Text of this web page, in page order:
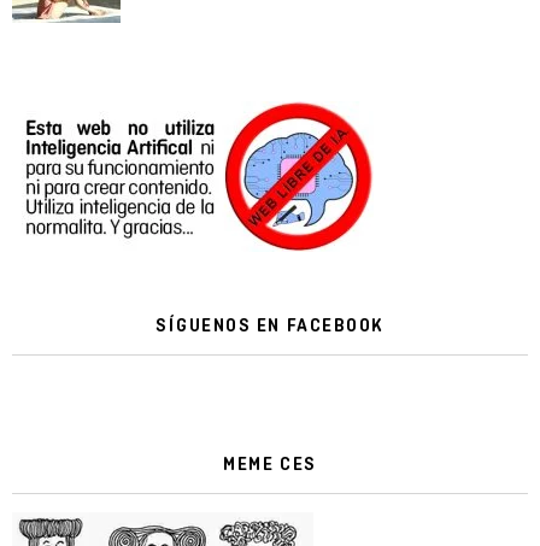
SÍGUENOS EN FACEBOOK
MEME CES